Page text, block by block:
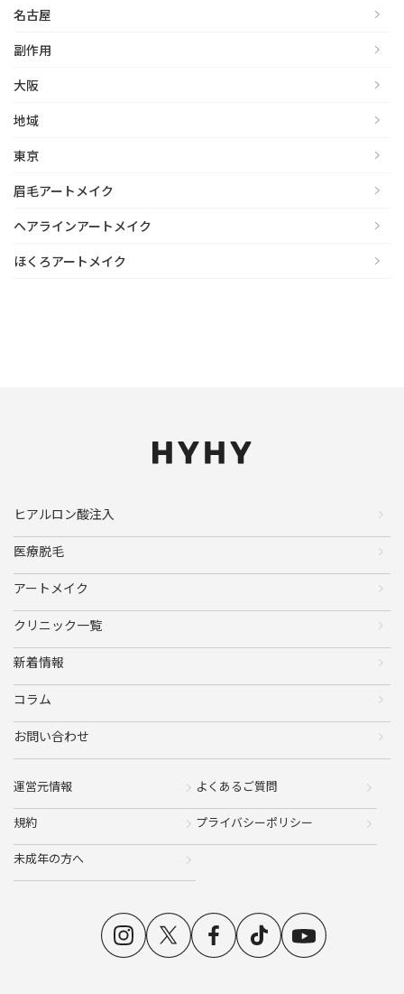
名古屋
副作用
大阪
地域
東京
眉毛アートメイク
ヘアラインアートメイク
ほくろアートメイク
ヒアルロン酸注入
医療脱毛
アートメイク
クリニック一覧
新着情報
コラム
お問い合わせ
運営元情報 よくあるご質問
規約 プライバシーポリシー
未成年の方へ